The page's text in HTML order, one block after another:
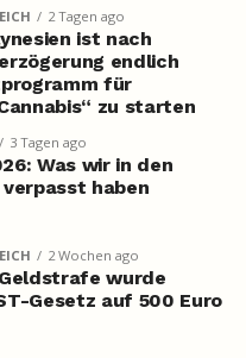
2 Tagen ago
ist nach
endlich
für
zu starten
3 Tagen ago
Was wir in den
haben
2 Wochen ago
wurde
Gesetz auf 500 Euro